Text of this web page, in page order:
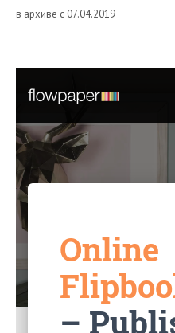
в архиве с 07.04.2019